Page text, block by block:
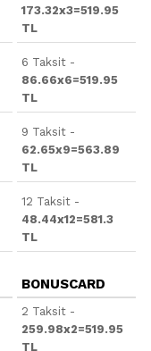
173.32x3=519.95
TL
6 Taksit -
86.66x6=519.95
TL
9 Taksit -
62.65x9=563.89
TL
12 Taksit -
48.44x12=581.3
TL
BONUSCARD
2 Taksit -
259.98x2=519.95
TL